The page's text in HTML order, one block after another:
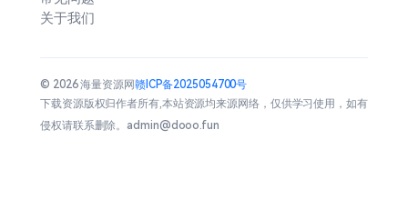
关于我们
© 2026 海量资源网赣ICP备2025054700号
下载资源版权归作者所有,本站资源均来源网络，仅供学习使用，如有
侵权请联系删除。admin@dooo.fun